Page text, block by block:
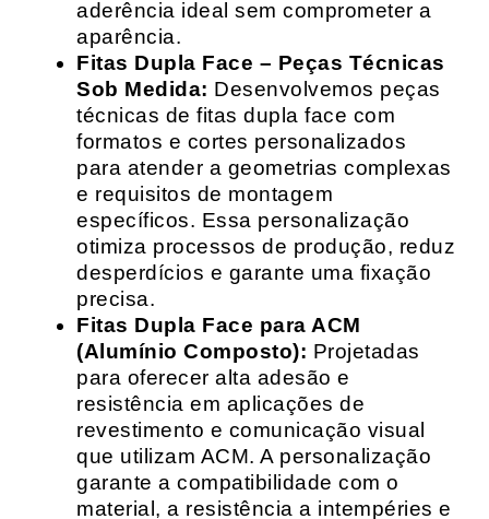
aderência ideal sem comprometer a
aparência.
Fitas Dupla Face – Peças Técnicas
Sob Medida: Desenvolvemos peças
técnicas de fitas dupla face com
formatos e cortes personalizados
para atender a geometrias complexas
e requisitos de montagem
específicos. Essa personalização
otimiza processos de produção, reduz
desperdícios e garante uma fixação
precisa.
Fitas Dupla Face para ACM
(Alumínio Composto): Projetadas
para oferecer alta adesão e
resistência em aplicações de
revestimento e comunicação visual
que utilizam ACM. A personalização
garante a compatibilidade com o
material, a resistência a intempéries e